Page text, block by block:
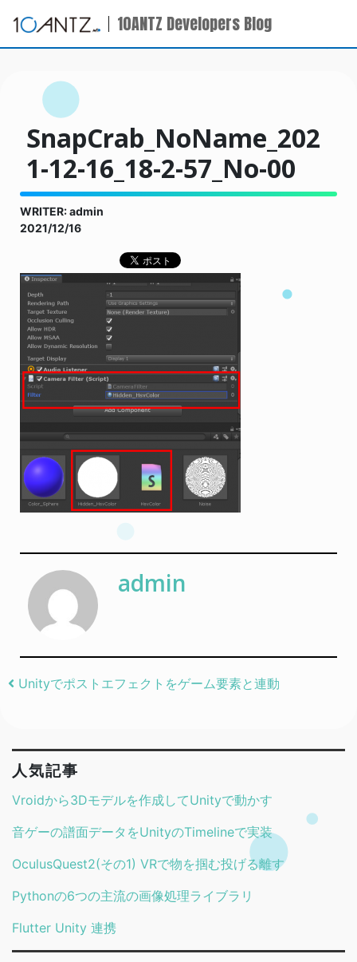
10ANTZ Developers Blog
SnapCrab_NoName_202
1-12-16_18-2-57_No-00
WRITER: admin
2021/12/16
admin
Post navigation
Unityでポストエフェクトをゲーム要素と連動
人気記事
Vroidから3Dモデルを作成してUnityで動かす
音ゲーの譜面データをUnityのTimelineで実装
OculusQuest2(その1) VRで物を掴む投げる離す
Pythonの6つの主流の画像処理ライブラリ
Flutter Unity 連携